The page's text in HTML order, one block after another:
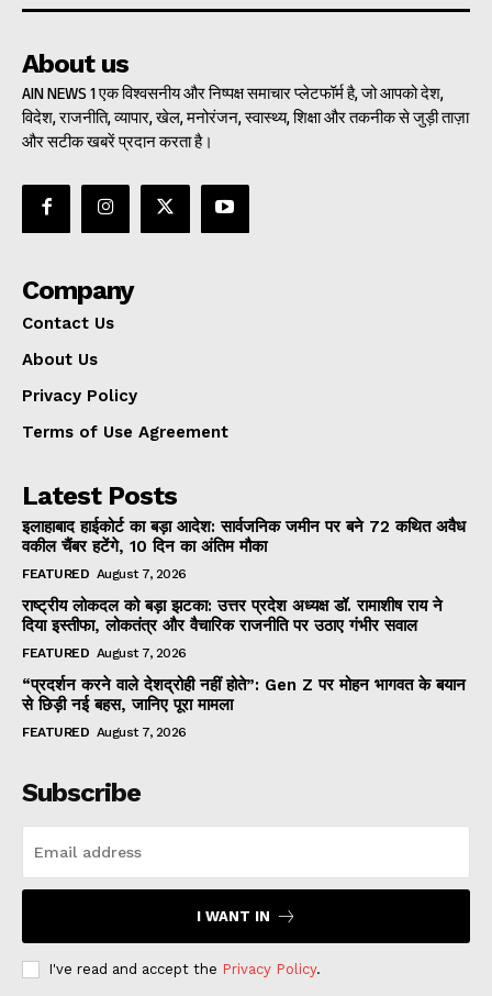
About us
AIN NEWS 1 एक विश्वसनीय और निष्पक्ष समाचार प्लेटफॉर्म है, जो आपको देश,
विदेश, राजनीति, व्यापार, खेल, मनोरंजन, स्वास्थ्य, शिक्षा और तकनीक से जुड़ी ताज़ा
और सटीक खबरें प्रदान करता है।
Company
Contact Us
About Us
Privacy Policy
Terms of Use Agreement
Latest Posts
इलाहाबाद हाईकोर्ट का बड़ा आदेश: सार्वजनिक जमीन पर बने 72 कथित अवैध
वकील चैंबर हटेंगे, 10 दिन का अंतिम मौका
FEATURED August 7, 2026
राष्ट्रीय लोकदल को बड़ा झटका: उत्तर प्रदेश अध्यक्ष डॉ. रामाशीष राय ने
दिया इस्तीफा, लोकतंत्र और वैचारिक राजनीति पर उठाए गंभीर सवाल
FEATURED August 7, 2026
“प्रदर्शन करने वाले देशद्रोही नहीं होते”: Gen Z पर मोहन भागवत के बयान
से छिड़ी नई बहस, जानिए पूरा मामला
FEATURED August 7, 2026
Subscribe
I WANT IN
I've read and accept the Privacy Policy.